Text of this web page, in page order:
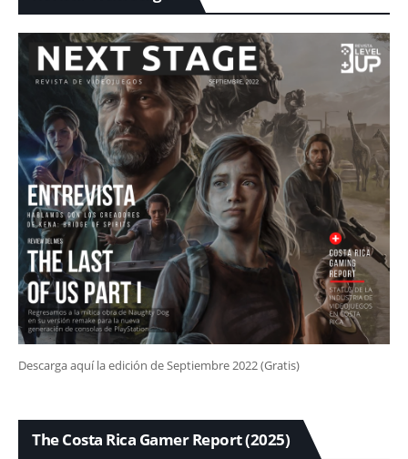
Descarga aquí la edición de Septiembre 2022 (Gratis)
The Costa Rica Gamer Report (2025)